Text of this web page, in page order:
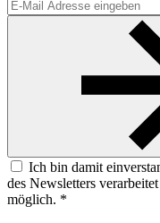
Ich bin damit
des Newsletters
möglich. *